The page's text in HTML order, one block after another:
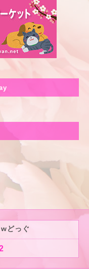
どっぐ